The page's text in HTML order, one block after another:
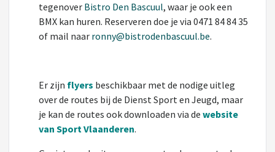
tegenover Bistro Den Bascuul, waar je ook een
BMX kan huren. Reserveren doe je via 0471 84 84 35
of mail naar ronny@bistrodenbascuul.be.
Er zijn flyers beschikbaar met de nodige uitleg
over de routes bij de Dienst Sport en Jeugd, maar
je kan de routes ook downloaden via de website
van Sport Vlaanderen.